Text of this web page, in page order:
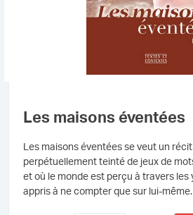
Les maisons éventées
Les maisons éventées se veut un
perpétuellement teinté de jeux de
et où le monde est perçu à travers les
appris à ne compter que sur lui-même.